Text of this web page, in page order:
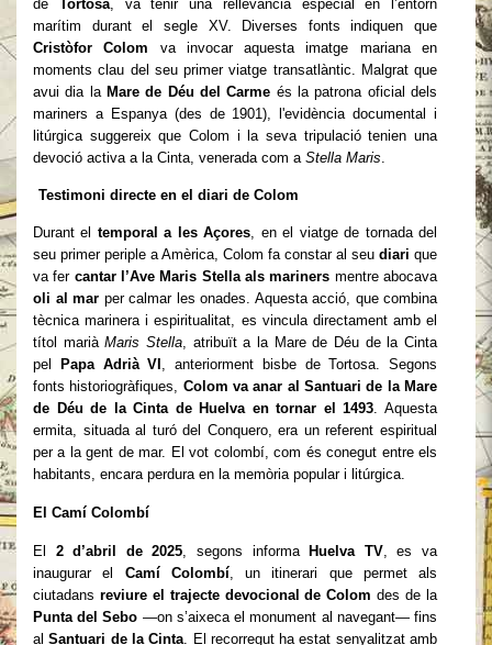
de Tortosa, va tenir una rellevància especial en l’entorn
marítim durant el segle XV. Diverses fonts indiquen que
Cristòfor Colom va invocar aquesta imatge mariana en
moments clau del seu primer viatge transatlàntic. Malgrat que
avui dia la Mare de Déu del Carme és la patrona oficial dels
mariners a Espanya (des de 1901), l'evidència documental i
litúrgica suggereix que Colom i la seva tripulació tenien una
devoció activa a la Cinta, venerada com a Stella Maris.
Testimoni directe en el diari de Colom
Durant el temporal a les Açores, en el viatge de tornada del
seu primer periple a Amèrica, Colom fa constar al seu diari que
va fer cantar l’Ave Maris Stella als mariners mentre abocava
oli al mar per calmar les onades. Aquesta acció, que combina
tècnica marinera i espiritualitat, es vincula directament amb el
títol mariàMaris Stella, atribuït a la Mare de Déu de la Cinta
pel
Papa Adrià VI , anteriorment bisbe de Tortosa. Segons
fonts historiogràfiques, Colom va anar al Santuari de la Mare
de Déu de la Cinta de Huelva en tornar el 1493. Aquesta
ermita, situada al turó del Conquero, era un referent espiritual
per a la gent de mar. El vot colombí, com és conegut entre els
habitants, encara perdura en la memòria popular i litúrgica.
El Camí Colombí
El 2 d’abril de 2025, segons informa Huelva TV, es va
inaugurar el Camí Colombí, un itinerari que permet als
ciutadans reviure el trajecte devocional de Colom des de la
Punta del Sebo —on s’aixeca el monument al navegant— fins
alSantuari de la Cinta. El recorregut ha estat senyalitzat amb